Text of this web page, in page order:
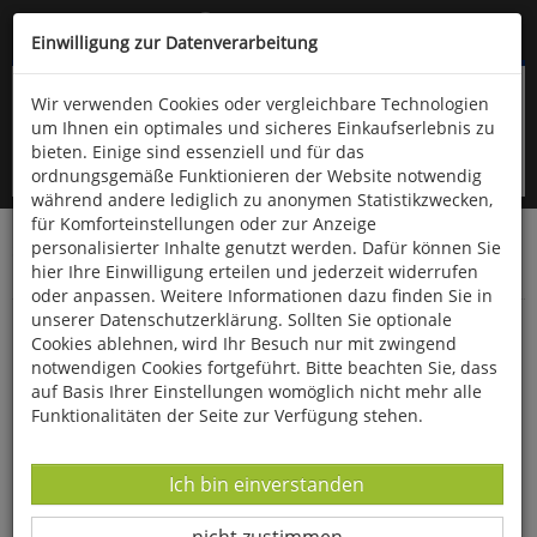
Kompletten Head der Seite überspringen
oder (06766) 9323-960
Startseite Bücher
Limpert Verlag
Kindergarten, Schule- und Vereinssport
Erlebnissport
Erlebnissport in der Halle
Einwilligung zur Datenverarbeitung
Wir verwenden Cookies oder vergleichbare Technologien
um Ihnen ein optimales und sicheres Einkaufserlebnis zu
bieten. Einige sind essenziell und für das
ordnungsgemäße Funktionieren der Website notwendig
während andere lediglich zu anonymen Statistikzwecken,
für Komforteinstellungen oder zur Anzeige
personalisierter Inhalte genutzt werden. Dafür können Sie
hier Ihre Einwilligung erteilen und jederzeit widerrufen
oder anpassen. Weitere Informationen dazu finden Sie in
unserer Datenschutzerklärung. Sollten Sie optionale
Cookies ablehnen, wird Ihr Besuch nur mit zwingend
notwendigen Cookies fortgeführt. Bitte beachten Sie, dass
auf Basis Ihrer Einstellungen womöglich nicht mehr alle
Funktionalitäten der Seite zur Verfügung stehen.
Datenverarbeitung -
Ich bin einverstanden